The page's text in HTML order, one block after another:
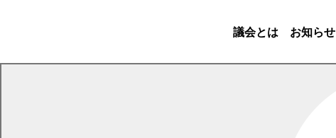
議会とは お知らせ